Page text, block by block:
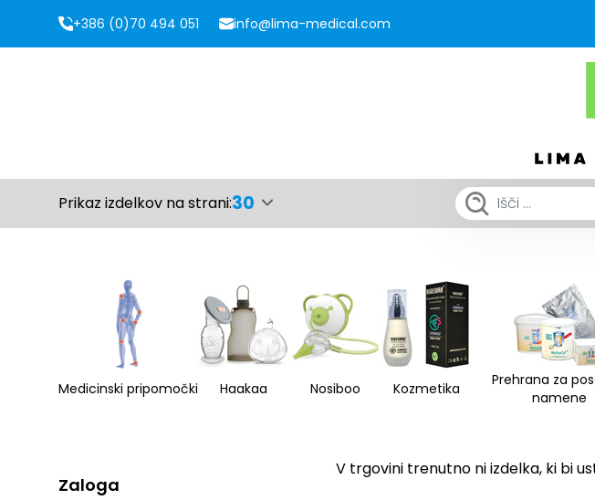
+386 (0)70 494 051 info@lima-medical.com
Prikaz izdelkov na strani:30
Medicinski pripomočki Haakaa Nosiboo Kozmetika
Prehrana za
namene
Zaloga
V trgovini trenutno ni izdelka, ki bi